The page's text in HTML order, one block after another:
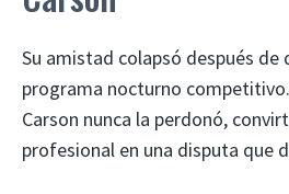
Su amistad colapsó después de
programa nocturno
Carson nunca la perdonó,
profesional en una disputa que